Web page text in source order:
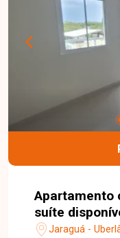
lavanderia e
amplos, bem
aproveitamento
conta ainda com
comodidade aos
excelente
apartamento
localizado para
Agende uma
detalhes deste
Apartamento
suíte disponível para locação no bairro
Jaraguá em
Jaraguá -